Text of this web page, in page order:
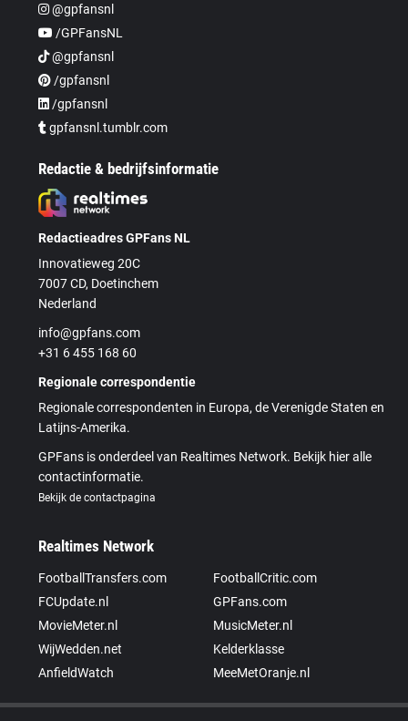
@gpfansnl
/GPFansNL
@gpfansnl
/gpfansnl
/gpfansnl
gpfansnl.tumblr.com
Redactie & bedrijfsinformatie
Redactieadres GPFans NL
Innovatieweg 20C
7007 CD, Doetinchem
Nederland
info@gpfans.com
+31 6 455 168 60
Regionale correspondentie
Regionale correspondenten in Europa, de Verenigde Staten en
Latijns-Amerika.
GPFans is onderdeel van Realtimes Network. Bekijk hier alle
contactinformatie.
Bekijk de contactpagina
Realtimes Network
FootballTransfers.com
FootballCritic.com
FCUpdate.nl
GPFans.com
MovieMeter.nl
MusicMeter.nl
WijWedden.net
Kelderklasse
AnfieldWatch
MeeMetOranje.nl